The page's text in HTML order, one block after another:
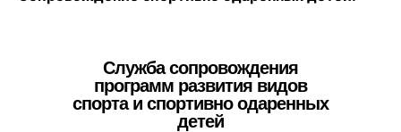
Служба сопровождения
программ развития видов
спорта и спортивно одаренных
детей